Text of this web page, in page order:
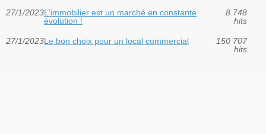
27/1/2023L'immobilier est un marché en constante
évolution !
8 748
hits
27/1/2023Le bon choix pour un local commercial
150 707
hits